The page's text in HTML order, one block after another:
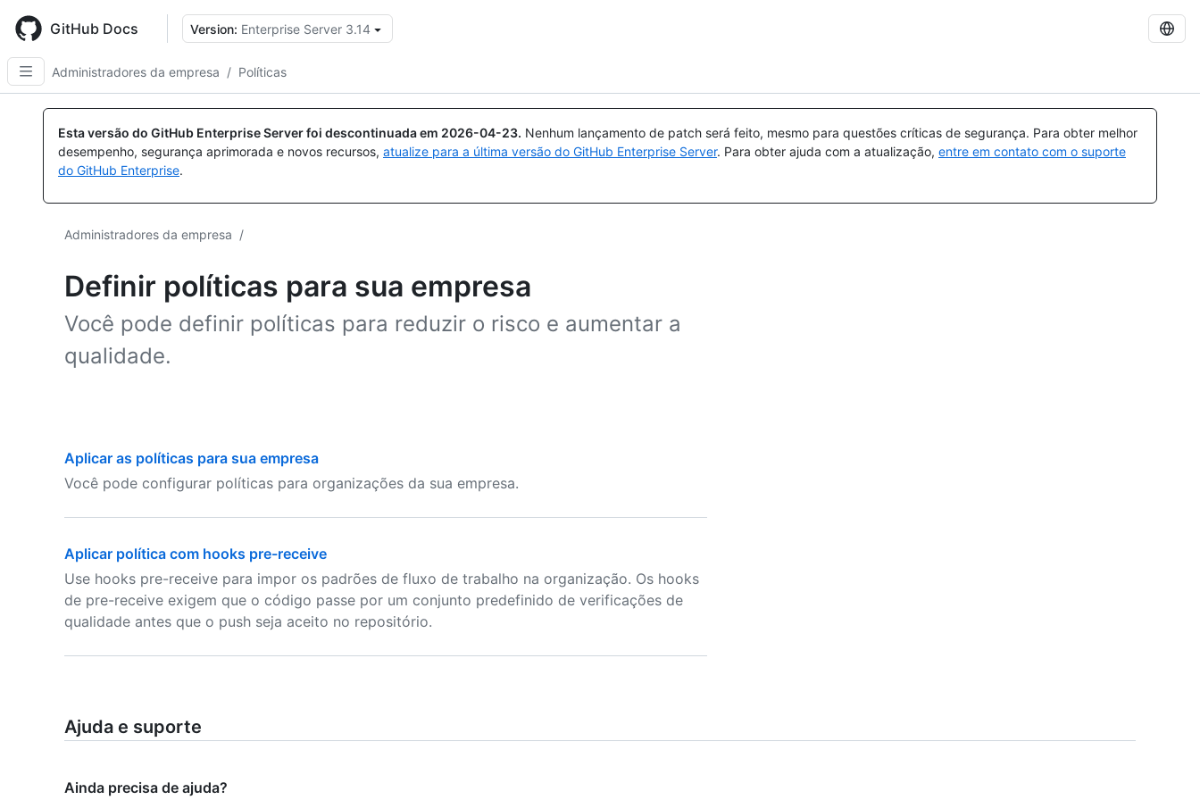
main
content
GitHub Docs Version: Enterprise Server 3.14
Administradores da empresa / Políticas
Esta versão do GitHub Enterprise Server foi descontinuada em 2026-04-23. Nenhum lançamento de patch será feito, mesmo para questões críticas de segurança. Para obter melhor
desempenho, segurança aprimorada e novos recursos, atualize para a última versão do GitHub Enterprise Server. Para obter ajuda com a atualização, entre em contato com o suporte
do GitHub Enterprise.
Administradores da empresa /
Definir políticas para sua empresa
Você pode definir políticas para reduzir o risco e aumentar a
qualidade.
Aplicar as políticas para sua empresa
Você pode configurar políticas para organizações da sua empresa.
Aplicar política com hooks pre-receive
Use hooks pre-receive para impor os padrões de fluxo de trabalho na organização. Os hooks
de pre-receive exigem que o código passe por um conjunto predefinido de verificações de
qualidade antes que o push seja aceito no repositório.
Ajuda e suporte
Ainda precisa de ajuda?